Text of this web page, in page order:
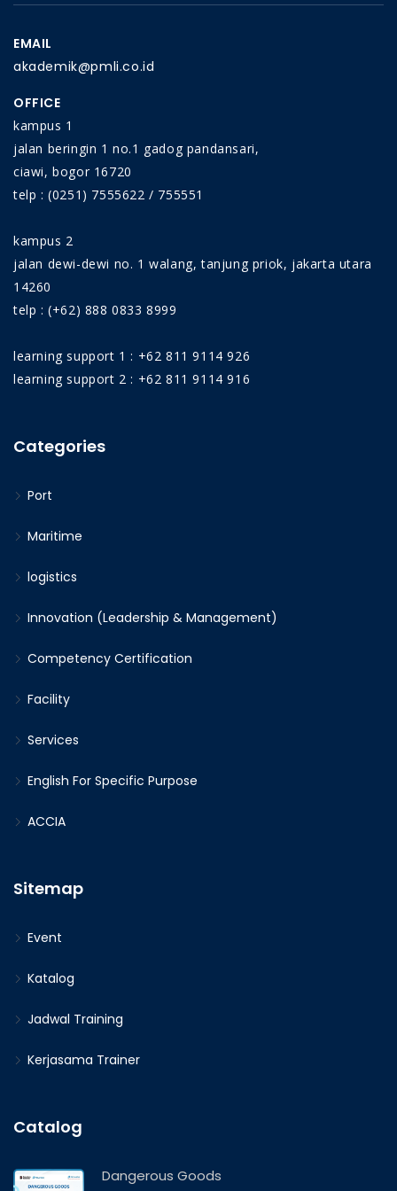
pembangunan itu sendiri, atas dasar pertimbangan
paska UU Cipta Kerja melalui Permen ATR / BPN RI
EMAIL
akademik@pmli.co.id
OFFICE
kampus 1
jalan beringin 1 no.1 gadog pandansari,
ciawi, bogor 16720
telp : (0251) 7555622 / 755551
kampus 2
jalan dewi-dewi no. 1 walang, tanjung priok, jakarta utara
14260
telp : (+62) 888 0833 8999
learning support 1 : +62 811 9114 926
learning support 2 : +62 811 9114 916
Categories
Port
Maritime
logistics
Innovation (Leadership & Management)
Competency Certification
Facility
Services
English For Specific Purpose
ACCIA
Sitemap
Event
Katalog
Jadwal Training
Kerjasama Trainer
Catalog
Dangerous Goods